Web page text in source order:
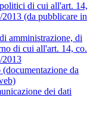
di cui all'art. 14,
(da pubblicare in
amministrazione, di
di cui all'art. 14, co.
2013
da
dei dati